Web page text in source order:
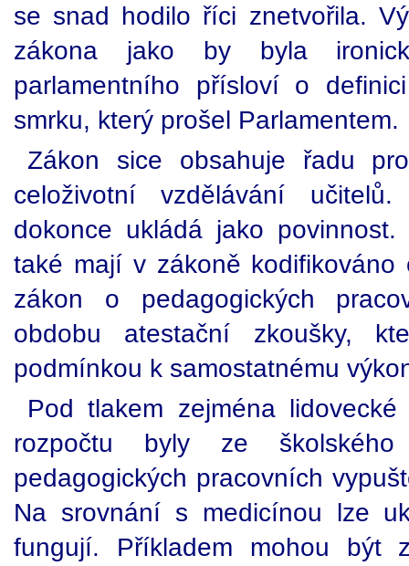
se snad hodilo říci znetvořila.
zákona jako by byla
parlamentního přísloví o
smrku, který prošel Parlamentem.
Zákon sice obsahuje řadu
celoživotní vzdělávání
dokonce ukládá jako
také mají v zákoně kodifikováno
zákon o pedagogických
obdobu atestační zkoušky,
podmínkou k samostatnému
Pod tlakem zejména
rozpočtu byly ze
pedagogických pracovních
Na srovnání s medicínou lze
fungují. Příkladem mohou být